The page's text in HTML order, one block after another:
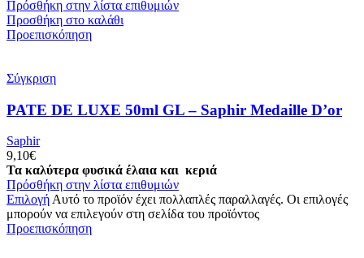
Πρόσθήκη στην λίστα επιθυμιών
Προσθήκη στο καλάθι
Προεπισκόπηση
Σύγκριση
PATE DE LUXE 50ml GL – Saphir Medaille D’or
Saphir
9,10€
Τα καλύτερα φυσικά έλαια και κεριά
Πρόσθήκη στην λίστα επιθυμιών
Επιλογή Αυτό το προϊόν έχει πολλαπλές παραλλαγές. Οι επιλογές
μπορούν να επιλεγούν στη σελίδα του προϊόντος
Προεπισκόπηση